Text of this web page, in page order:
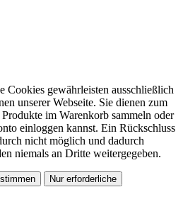
Cookies gewährleisten ausschließlich
unserer Webseite. Sie dienen zum
im Warenkorb sammeln oder
einloggen kannst. Ein Rückschluss
nicht möglich und dadurch
niemals an Dritte weitergegeben.
Nur erforderliche